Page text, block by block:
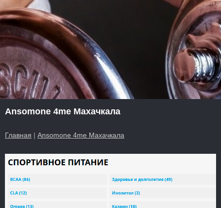
Ansomone 4me Махачкала
Главная | Ansomone 4me Махачкала